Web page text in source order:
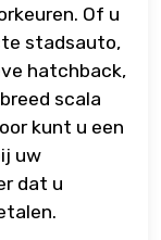
Of u
stadsauto,
hatchback,
scala
kunt u een
uw
dat u